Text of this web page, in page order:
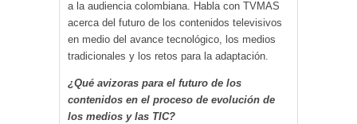
a la audiencia colombiana. Habla con TVMAS
acerca del futuro de los contenidos televisivos
en medio del avance tecnológico, los medios
tradicionales y los retos para la adaptación.
¿Qué avizoras para el futuro de los
contenidos en el proceso de evolución de
los medios y las TIC?